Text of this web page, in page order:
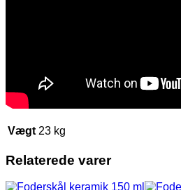
Vægt 23 kg
Relaterede varer